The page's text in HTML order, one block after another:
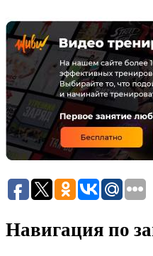
Навигация по